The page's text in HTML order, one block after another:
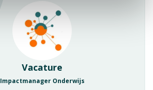
Vacature
Impactmanager Onderwijs